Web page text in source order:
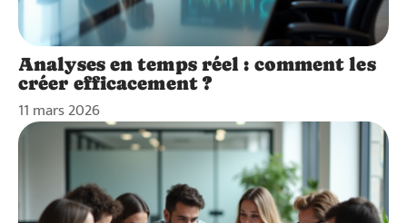
Analyses en temps réel : comment les
créer efficacement ?
11 mars 2026